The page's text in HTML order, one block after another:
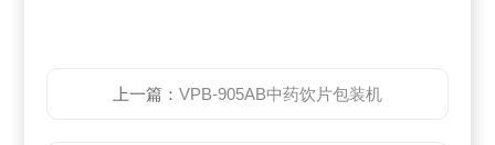
上一篇： VPB-905AB中药饮片包装机